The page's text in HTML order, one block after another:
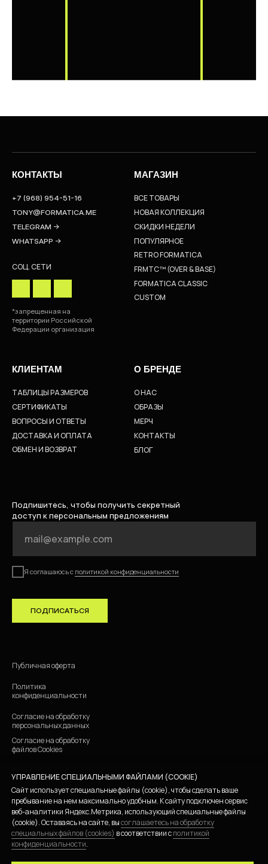
УПРАВЛЕНИЕ СПЕЦИАЛЬНЫМИ ФАЙЛАМИ (COOKIE)
Сайт использует специальные файлы (cookie), чтобы сделать ваше
пребывание на нем максимально удобным. К cайту подключен сервис
веб-аналитики Яндекс.Метрика, использующий специальные файлы
(cookie). Оставаясь на сайте, высоглашаетесь на обработку
специальных файлов (cookies) в соответствии сполитикой
конфиденциальности.
Я соглашаюсь с политикой конфиденциальности
ПОДПИСАТЬСЯ
СКИДКИ НЕДЕЛИ
ПОПУЛЯРНОЕ
CUSTOM
FORMATICA CLASSIC
FRMTC™ (OVER & BASE)
RETRO FORMATICA
ВСЕ ТОВАРЫ
НОВАЯ КОЛЛЕКЦИЯ
TONY@FORMATICA.ME
+7 (968) 954-51-16
WHATSAPP →
TELEGRAM →
КОНТАКТЫ
ОБРАЗЫ
О НАС
КОНТАКТЫ
МЕРЧ
БЛОГ
МАГАЗИН
КЛИЕНТАМ
СЕРТИФИКАТЫ
ТАБЛИЦЫ РАЗМЕРОВ
ОБМЕН И ВОЗВРАТ
СОЦ. СЕТИ
ИП СКАЛЮК ВЛАДИСЛАВ ВАЛЕРЬЕВИЧ
ИНН 780255933123 ОГРНИП 323784700300761
Подпишитесь, чтобы получить секретный
доступ к персональным предложениям
*запрещенная на
территории Российской
Федерации организация
ДОСТАВКА И ОПЛАТА
Публичная оферта
Политика
конфиденциальности
Согласие на обработку
файлов Cookies
Согласие на обработку
персональных данных
ВОПРОСЫ И ОТВЕТЫ
О БРЕНДЕ